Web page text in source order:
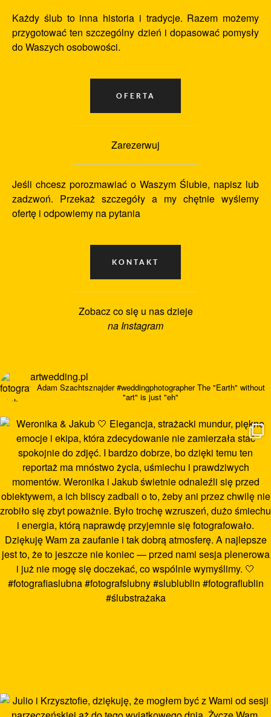
Każdy ślub to inna historia i tradycje. Razem możemy
przygotować ten szczególny dzień i dopasować pomysły
do Waszych osobowości.
Zarezerwuj
Jeśli chcesz porozmawiać o Waszym Ślubie, napisz lub
zadzwoń. Przekaż szczegóły a my chętnie wyślemy
ofertę i odpowiemy na pytania
Zobacz co się u nas dzieje
na Instagram
artwedding.pl
Adam Szachtsznajder#weddingphotographerThe "Earth" without
"art" is just "eh"